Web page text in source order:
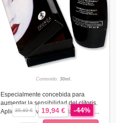
Contenido: 30ml.
Especialmente concebida para
aumentar la sensibilidad del clítoris.
Aplicada suavemente notarás una ...
35,40 € 19,94 € -44%